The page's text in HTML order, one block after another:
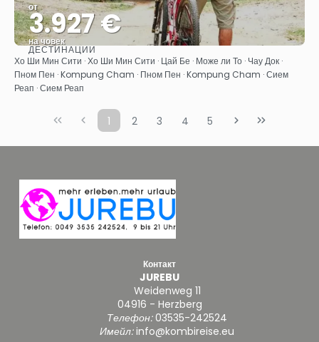
от
3.927 €
на човек
Вижте
ДЕСТИНАЦИИ
Хо Ши Мин Сити · Хо Ши Мин Сити · Цай Бе · Може ли То · Чау Док ·
Пном Пен · Kompung Cham · Пном Пен · Kompung Cham · Сием
Реап · Сием Реап
1 2 3 4 5
Контакт
JUREBU
Weidenweg 11
04916 - Herzberg
Телефон:03535-242524
Имейл:info@kombireise.eu